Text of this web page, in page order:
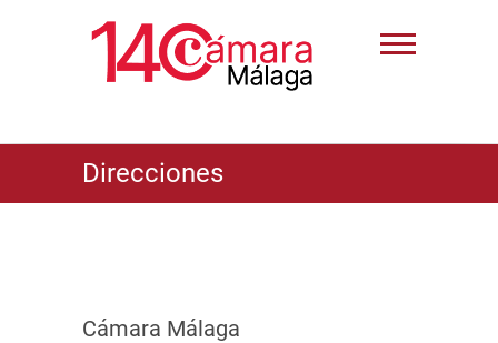
Direcciones
Cámara Málaga